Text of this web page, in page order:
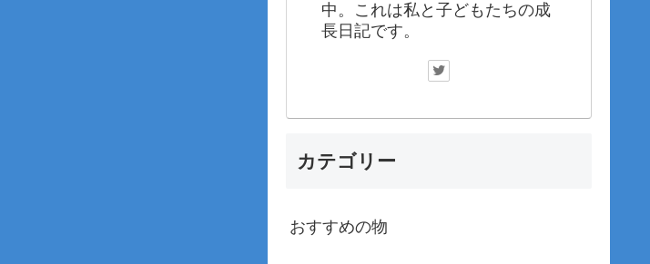
中。これは私と子どもたちの成
長日記です。
カテゴリー
おすすめの物